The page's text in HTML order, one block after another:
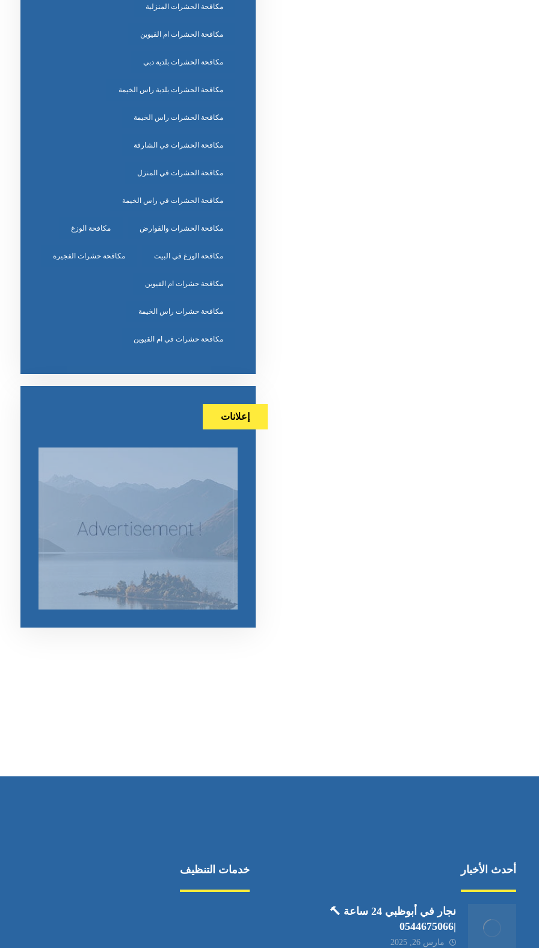
مكافحة الحشرات المنزلية
مكافحة الحشرات ام القيوين
مكافحة الحشرات بلدية دبي
مكافحة الحشرات بلدية راس الخيمة
مكافحة الحشرات راس الخيمة
مكافحة الحشرات في الشارقة
مكافحة الحشرات في المنزل
مكافحة الحشرات في راس الخيمة
مكافحة الحشرات والقوارض مكافحة الوزغ
مكافحة الوزغ في البيت مكافحة حشرات الفجيرة
مكافحة حشرات ام القيوين
مكافحة حشرات راس الخيمة
مكافحة حشرات في ام القيوين
إعلانات
أحدث الأخبار
نجار في أبوظبي 24 ساعة 🔨
|0544675066
مارس 26, 2025
خدمات التنظيف